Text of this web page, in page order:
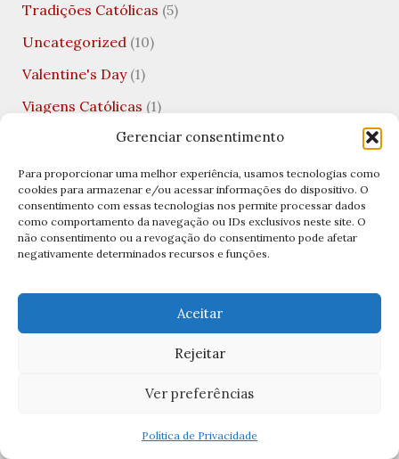
Gerenciar consentimento
Para proporcionar uma melhor experiência, usamos tecnologias como
cookies para armazenar e/ou acessar informações do dispositivo. O
consentimento com essas tecnologias nos permite processar dados
como comportamento da navegação ou IDs exclusivos neste site. O
não consentimento ou a revogação do consentimento pode afetar
negativamente determinados recursos e funções.
Aceitar
Rejeitar
Ver preferências
Política de Privacidade
Tradições Católicas (5)
Uncategorized(10)
Valentine's Day(1)
Viagens Católicas (1)
Vida Financeira(1)
Virgem Santíssima(1)
Visitação de Nossa Senhora(1)
Archives
março 2026